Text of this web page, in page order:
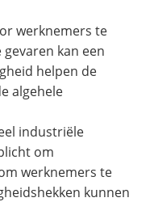
werknemers te
kan een
helpen de
algehele
industriële
om
werknemers te
kunnen